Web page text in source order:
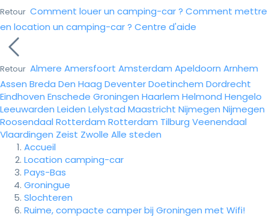
Retour Comment louer un camping-car ? Comment mettre
en location un camping-car ? Centre d'aide
Retour Almere Amersfoort Amsterdam Apeldoorn Arnhem
Assen Breda Den Haag DeventerDoetinchem Dordrecht
Eindhoven Enschede Groningen Haarlem Helmond Hengelo
Leeuwarden Leiden Lelystad Maastricht Nijmegen Nijmegen
Roosendaal Rotterdam Rotterdam Tilburg Veenendaal
Vlaardingen Zeist Zwolle Alle steden
Accueil
Location camping-car
Pays-Bas
Groningue
Slochteren
Ruime, compacte camper bij Groningen met Wifi!